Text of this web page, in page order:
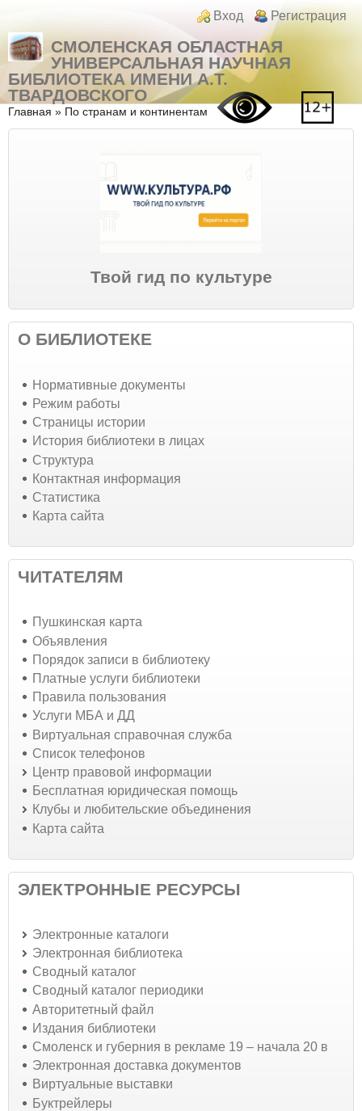
Перейти к основному содержанию
Login links
Вход Регистрация
СМОЛЕНСКАЯ ОБЛАСТНАЯ
УНИВЕРСАЛЬНАЯ НАУЧНАЯ
БИБЛИОТЕКА ИМЕНИ А.Т.
ТВАРДОВСКОГО
Вы здесь
Главная » По странам и континентам
Твой гид по культуре
О БИБЛИОТЕКЕ
Нормативные документы
Режим работы
Страницы истории
История библиотеки в лицах
Структура
Контактная информация
Статистика
Карта сайта
ЧИТАТЕЛЯМ
Пушкинская карта
Объявления
Порядок записи в библиотеку
Платные услуги библиотеки
Правила пользования
Услуги МБА и ДД
Виртуальная справочная служба
Список телефонов
Центр правовой информации
Бесплатная юридическая помощь
Клубы и любительские объединения
Карта сайта
ЭЛЕКТРОННЫЕ РЕСУРСЫ
Электронные каталоги
Электронная библиотека
Сводный каталог
Сводный каталог периодики
Авторитетный файл
Издания библиотеки
Смоленск и губерния в рекламе 19 – начала 20 в
Электронная доставка документов
Виртуальные выставки
Буктрейлеры